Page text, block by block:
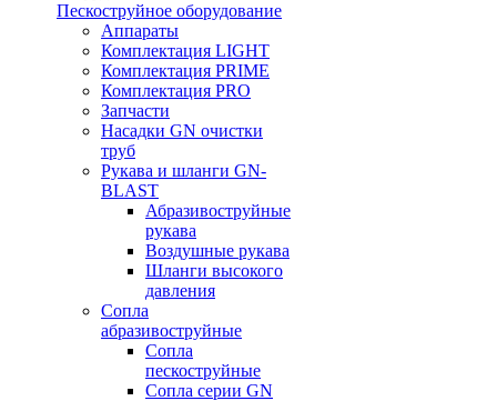
Пескоструйное оборудование
Аппараты
Комплектация LIGHT
Комплектация PRIME
Комплектация PRO
Запчасти
Насадки GN очистки
труб
Рукава и шланги GN-
BLAST
Абразивоструйные
рукава
Воздушные рукава
Шланги высокого
давления
Сопла
абразивоструйные
Сопла
пескоструйные
Сопла серии GN